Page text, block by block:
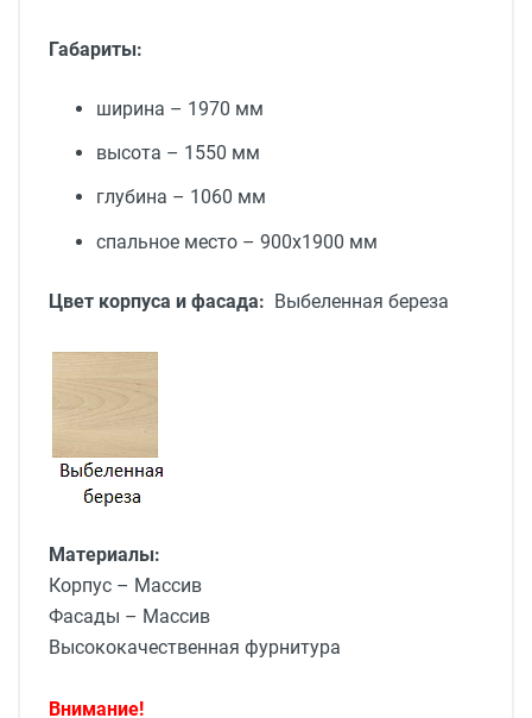
Габариты:
ширина – 1970 мм
высота – 1550 мм
глубина – 1060 мм
спальное место – 900х1900 мм
Цвет корпуса и фасада: Выбеленная береза
Материалы:
Корпус – Массив
Фасады – Массив
Высококачественная фурнитура
Внимание!